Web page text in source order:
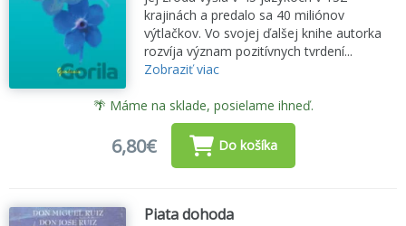
krajinách a predalo sa 40 miliónov
výtlačkov. Vo svojej ďalšej knihe autorka
rozvíja význam pozitívnych tvrdení...
Zobraziť viac
🌴 Máme na sklade, posielame ihneď.
6,80€ Do košíka
Piata dohoda